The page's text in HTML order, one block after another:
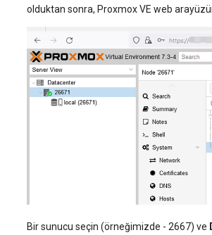
olduktan sonra, Proxmox VE web
Bir sunucu seçin (örneğimizde - 2667) ve